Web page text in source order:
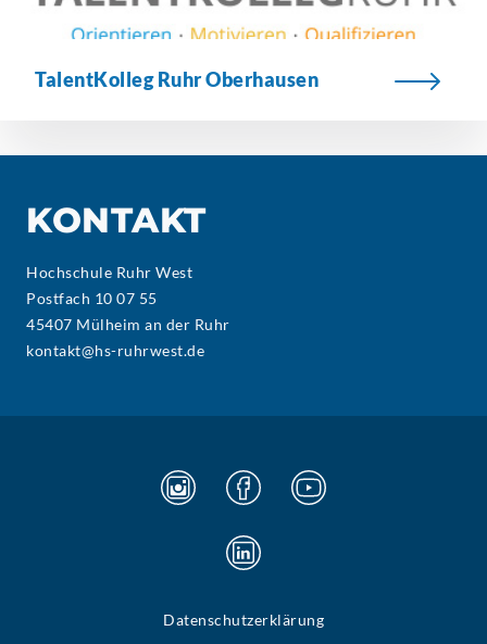
TalentKolleg Ruhr Oberhausen
KONTAKT
Hochschule Ruhr West
Postfach 10 07 55
45407 Mülheim an der Ruhr
kontakt@hs-ruhrwest.de
Datenschutzerklärung